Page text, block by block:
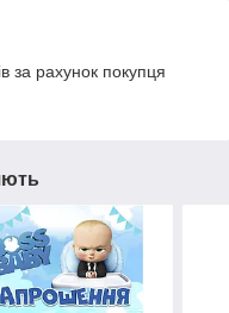
за рахунок покупця